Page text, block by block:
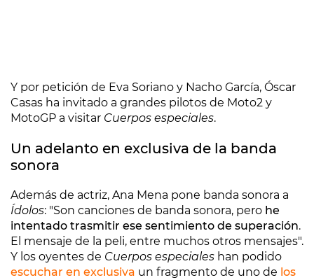
Y por petición de Eva Soriano y Nacho García, Óscar
Casas ha invitado a grandes pilotos de Moto2 y
MotoGP a visitar Cuerpos especiales.
Un adelanto en exclusiva de la banda
sonora
Además de actriz, Ana Mena pone banda sonora a
Ídolos: "Son canciones de banda sonora, pero he
intentado trasmitir ese sentimiento de superación.
El mensaje de la peli, entre muchos otros mensajes".
Y los oyentes de Cuerpos especiales han podido
escuchar en exclusiva un fragmento de uno de los